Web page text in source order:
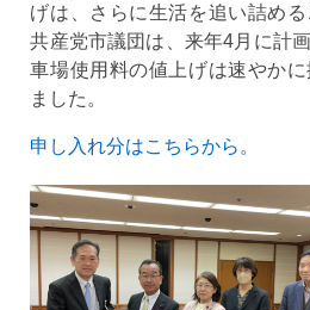
げは、さらに生活を追い詰め
共産党市議団は、来年4月に計
車場使用料の値上げは速やか
ました。
申し入れ分はこちらから。